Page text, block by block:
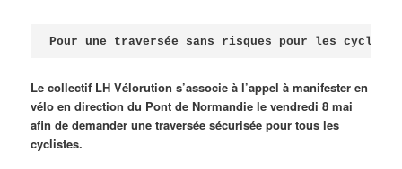
Pour une traversée sans risques pour les
Le collectif LH Vélorution s’associe à l’appel à manifester en
vélo en direction du Pont de Normandie le vendredi 8 mai
afin de demander une traversée sécurisée pour tous les
cyclistes.